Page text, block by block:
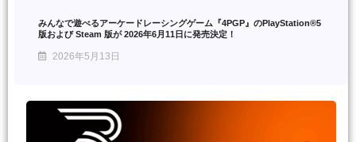
みんなで遊べるアーケードレーシングゲーム『4PGP』のPlayStation®5
版および Steam 版が 2026年6月11日に発売決定！
2026年5月13日